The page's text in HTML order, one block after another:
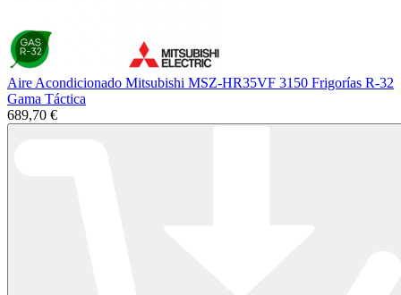
Aire Acondicionado Mitsubishi MSZ-HR35VF 3150 Frigorías R-32
Gama Táctica
689,70 €